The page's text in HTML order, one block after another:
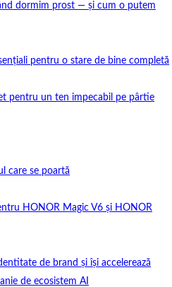
dormim prost — și cum o putem
pentru o stare de bine completă
pentru un ten impecabil pe pârtie
care se poartă
HONOR Magic V6 și HONOR
de brand și își accelerează
de ecosistem AI